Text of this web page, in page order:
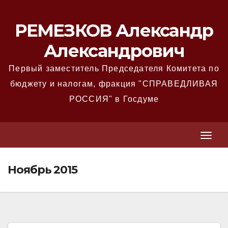
содержимому
РЕМЕЗКОВ Александр
Александрович
Первый заместитель Председателя Комитета по
бюджету и налогам, фракция "СПРАВЕДЛИВАЯ
РОССИЯ" в Госдуме
T
Ноябрь 2015